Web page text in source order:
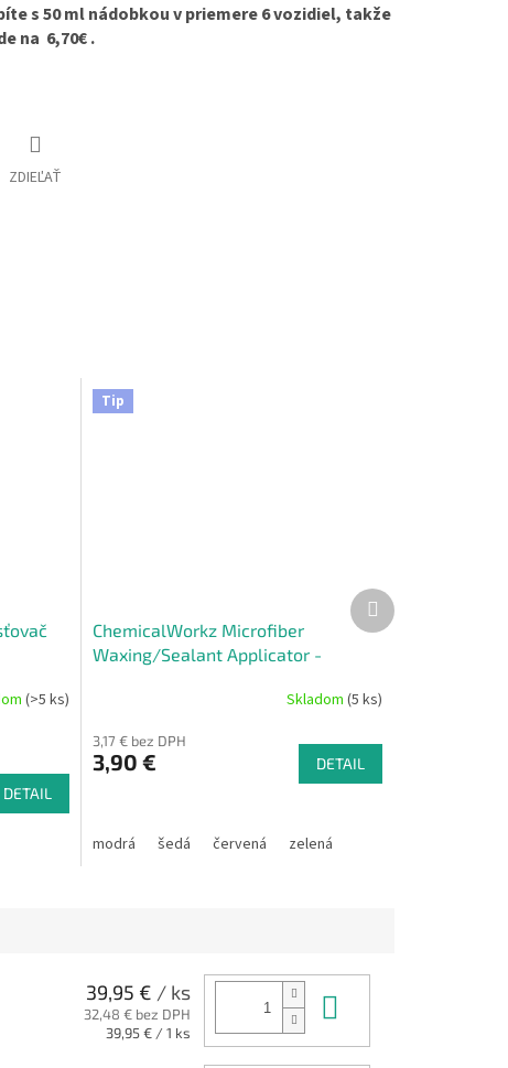
s 50 ml nádobkou v priemere 6 vozidiel, takže
na 6,70€.
ZDIEĽAŤ
(>5 ks)
DETAIL
Tip
ChemicalWorkz Microfiber
Waxing/Sealant Applicator -
Skladom (5 ks)
3,17 € bez DPH
3,90 € DETAIL
modrá šedá červená zelená
Ďalší
produkt
39,95 € / ks
32,48 € bez DPH
Jednotková
39,95 € / 1 ks